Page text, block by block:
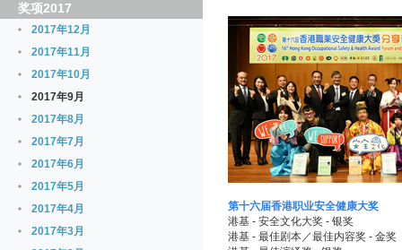
奖项2017
2017年12月
2017年11月
2017年10月
2017年9月
2017年8月
2017年7月
2017年6月
2017年5月
2017年4月
2017年3月
第十六届香港职业安全健康大奖
港基 - 安全文化大奖 - 银奖
港基 - 最佳剧本／最佳内容奖 - 金奖